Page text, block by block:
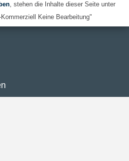
, stehen die Inhalte dieser Seite unter